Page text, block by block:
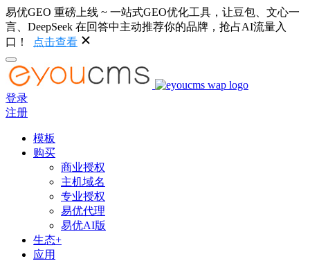
易优GEO 重磅上线 ~ 一站式GEO优化工具，让豆包、文心一
言、DeepSeek 在回答中主动推荐你的品牌，抢占AI流量入
口！
点击查看
登录
注册
模板
购买
商业授权
主机域名
专业授权
易优代理
易优AI版
生态+
应用